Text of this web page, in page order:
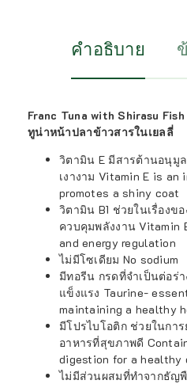
คำอธิบาย
Franc Tuna with Shirasu
ทูน่าหน้าปลาข้าวสารในเยลลี่
วิตามิน E มีสารต้านอนุมู
เงางาม Vitamin E is
promotes a shiny coat
วิตามิน B1 ช่วยในเรื่องข
ควบคุมพลังงาน Vitamin
and energy regulation
ไม่มีโซเดียม No sodium
มีทอรีน กรดที่จําเป็นต่อร่า
แข็งแรง Taurine-
maintaining a healthy
มีโปรไบโอติก ช่วยในกา
อาหารที่สุขภาพดี
digestion for a healthy
ไม่มีส่วนผสมที่ทำจากธัญ